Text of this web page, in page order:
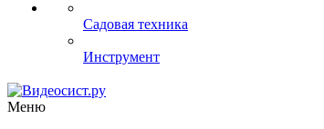
Садовая техника
Инструмент
Меню